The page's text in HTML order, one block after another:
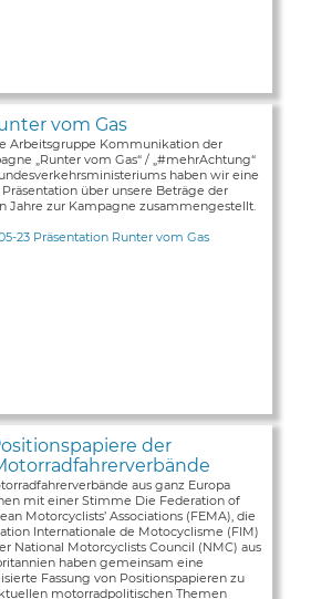
vom Gas
Arbeitsgruppe Kommunikation der
„Runter vom Gas“ / „#mehrAchtung“
haben wir eine
über unsere Beträge der
Jahre zur Kampagne zusammengestellt.
23 Präsentation Runter vom Gas
der
aus ganz Europa
mit einer Stimme Die Federation of
Motorcyclists’ Associations (FEMA), die
Internationale de Motocyclisme (FIM)
National Motorcyclists Council (NMC) aus
haben gemeinsam eine
Fassung von Positionspapieren zu
motorradpolitischen Themen